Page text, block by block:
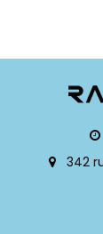
342